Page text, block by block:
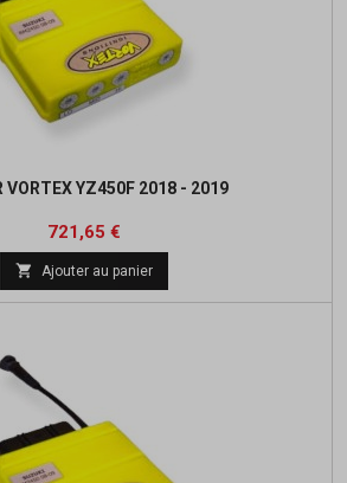
VORTEX YZ450F 2018 - 2019
Prix
721,65 €Prix
de
base
 Ajouter au panier